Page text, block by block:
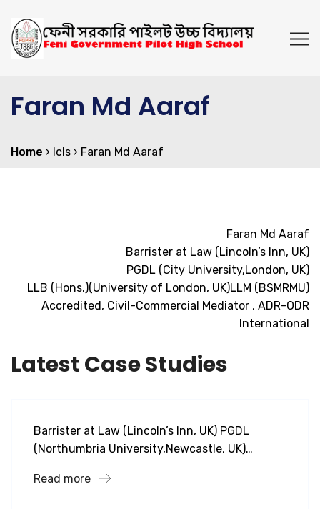
Faran Md Aaraf
Home lcls Faran Md Aaraf
Faran Md Aaraf
Barrister at Law (Lincoln’s Inn, UK)
PGDL (City University,London, UK)
LLB (Hons.)(University of London, UK)LLM (BSMRMU)
Accredited, Civil-Commercial Mediator , ADR-ODR
International
Latest Case Studies
lcls
Barrister at Law (Lincoln’s Inn, UK) PGDL
(Northumbria University,Newcastle, UK)…
Read more